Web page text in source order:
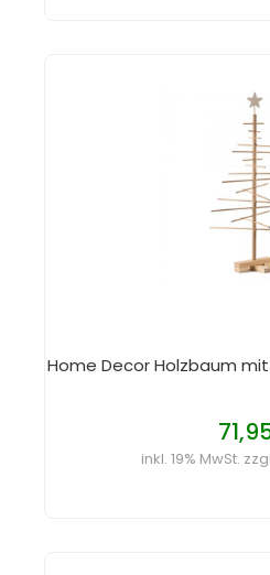
Home Decor Holzbaum
inkl. 19% MwSt.